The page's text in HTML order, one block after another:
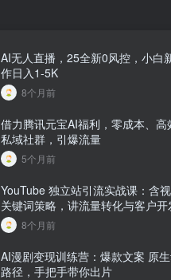
AI无人直播，25全新0风控，小白
作日入1-5K
8个月前
借力腾讯元宝AI福利，零成本、高
私域社群，引爆流量
5个月前
YouTube 独立站引流实战课：含视
关键词策略，讲流量转化与客户
8个月前
AI漫剧变现训练营：爆款文案 原
路径，手把手带你出片